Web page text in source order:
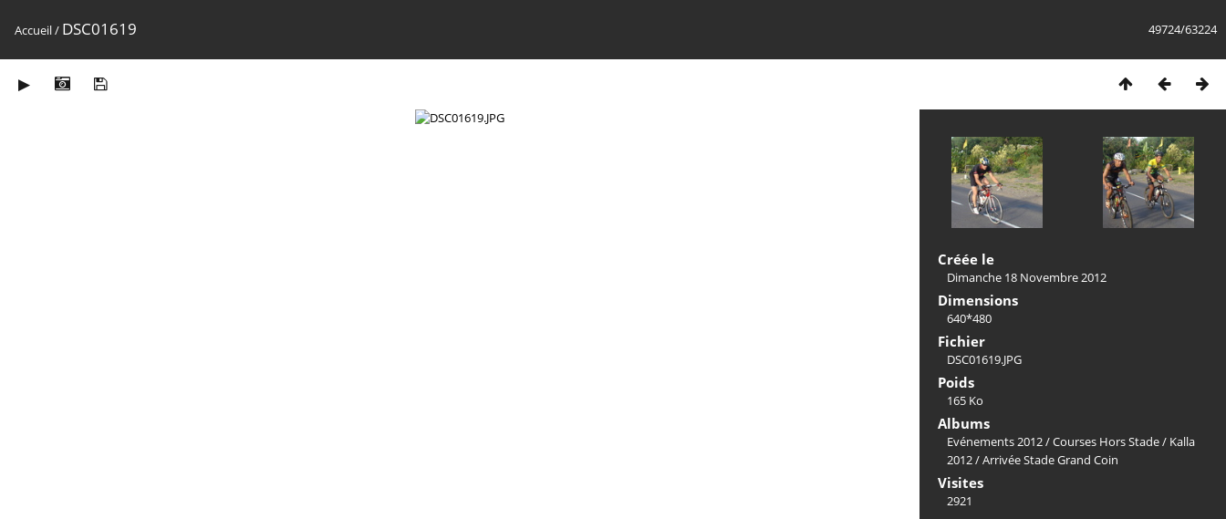
49724/63224
Accueil/ DSC01619
Créée le
Dimanche 18 Novembre 2012
Dimensions
640*480
Fichier
DSC01619.JPG
Poids
165 Ko
Albums
Evénements 2012/Courses Hors Stade/ Kalla
2012/Arrivée Stade Grand Coin
Visites
2921